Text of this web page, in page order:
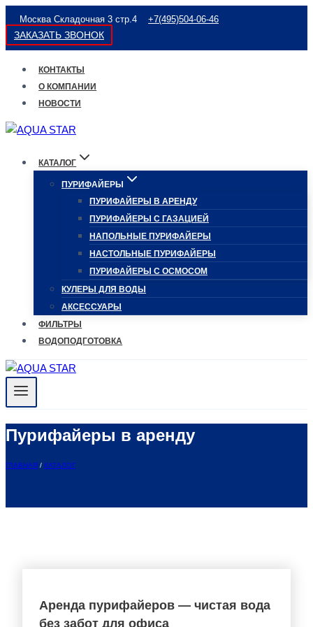
Перейти
к
содержимому
Москва Складочная 3 стр.4 +7(495)504-06-46
ЗАКАЗАТЬ ЗВОНОК
КОНТАКТЫ
О КОМПАНИИ
НОВОСТИ
КАТАЛОГ
ПУРИФАЙЕРЫ
ПУРИФАЙЕРЫ В АРЕНДУ
ПУРИФАЙЕРЫ С ГАЗАЦИЕЙ
НАПОЛЬНЫЕ ПУРИФАЙЕРЫ
НАСТОЛЬНЫЕ ПУРИФАЙЕРЫ
ПУРИФАЙЕРЫ С ОСМОСОМ
КУЛЕРЫ ДЛЯ ВОДЫ
АКСЕССУАРЫ
ФИЛЬТРЫ
ВОДОПОДГОТОВКА
Пурифайеры в аренду
ГЛАВНАЯ / КАТАЛОГ
Аренда пурифайеров — чистая вода
без забот для офиса